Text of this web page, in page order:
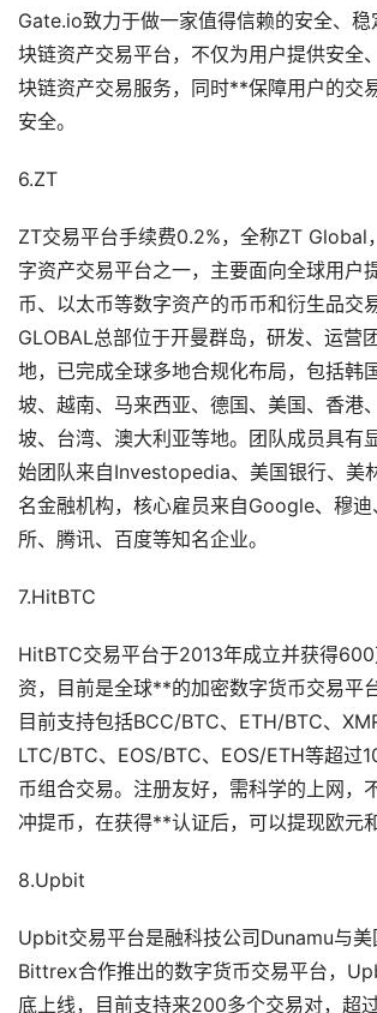
Gate.io致力于做一家值得信赖的安全、稳
块链资产交易平台，不仅为用户提供安全
块链资产交易服务，同时**保障用户的交
安全。
6.ZT
ZT交易平台手续费0.2%，全称ZT Global
字资产交易平台之一，主要面向全球用户
币、以太币等数字资产的币币和衍生品交
GLOBAL总部位于开曼群岛，研发、运营
地，已完成全球多地合规化布局，包括韩
坡、越南、马来西亚、德国、美国、香港
坡、台湾、澳大利亚等地。团队成员具有
始团队来自Investopedia、美国银行、美
名金融机构，核心雇员来自Google、穆迪
所、腾讯、百度等知名企业。
7.HitBTC
HitBTC交易平台于2013年成立并获得
资，目前是全球**的加密数字货币交易平
目前支持包括BCC/BTC、ETH/BTC、
LTC/BTC、EOS/BTC、EOS/ETH等超过
币组合交易。注册友好，需科学的上网，
冲提币，在获得**认证后，可以提现欧元
8.Upbit
Upbit交易平台是融科技公司Dunamu与美
Bittrex合作推出的数字货币交易平台，
底上线，目前支持来200多个交易对，超